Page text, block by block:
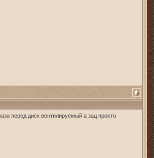
перед диск вентилируемый а зад просто